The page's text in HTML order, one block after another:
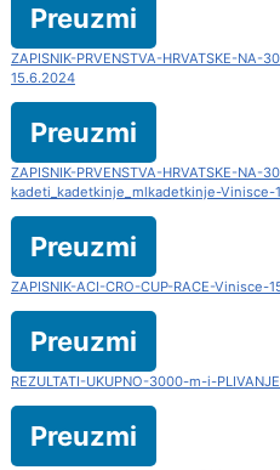
Preuzmi
ZAPISNIK-PRVENSTVA-HRVATSKE-
15.6.2024
Preuzmi
ZAPISNIK-PRVENSTVA-HRVATSKE-NA-
kadeti_kadetkinje_mlkadetkinje-Vinisce-
Preuzmi
ZAPISNIK-ACI-CRO-CUP-RACE-Vinisce-
Preuzmi
REZULTATI-UKUPNO-3000-m-i-
Preuzmi